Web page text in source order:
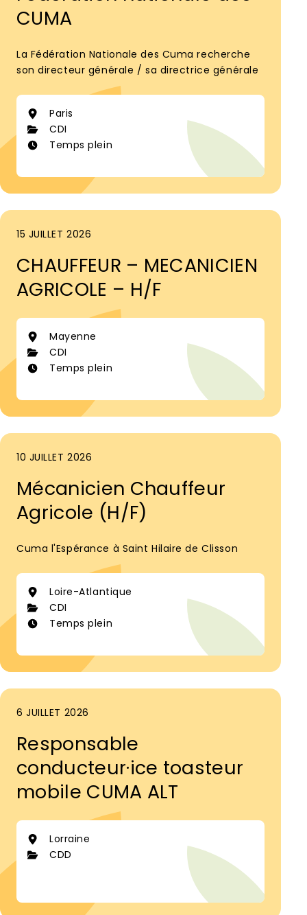
CUMA
La Fédération Nationale des Cuma recherche
son directeur générale / sa directrice générale
Paris
CDI
Temps plein
15 JUILLET 2026
CHAUFFEUR – MECANICIEN
AGRICOLE – H/F
Mayenne
CDI
Temps plein
10 JUILLET 2026
Mécanicien Chauffeur
Agricole (H/F)
Cuma l'Espérance à Saint Hilaire de Clisson
Loire-Atlantique
CDI
Temps plein
6 JUILLET 2026
Responsable
conducteur·ice toasteur
mobile CUMA ALT
Lorraine
CDD